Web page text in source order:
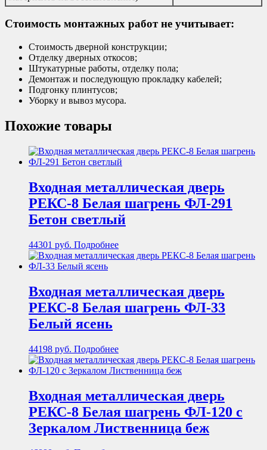
Стоимость монтажных работ не учитывает:
Стоимость дверной конструкции;
Отделку дверных откосов;
Штукатурные работы, отделку пола;
Демонтаж и последующую прокладку кабелей;
Подгонку плинтусов;
Уборку и вывоз мусора.
Похожие товары
Входная металлическая дверь
РЕКС-8 Белая шагрень ФЛ-291
Бетон светлый
44301 руб. Подробнее
Входная металлическая дверь
РЕКС-8 Белая шагрень ФЛ-33
Белый ясень
44198 руб. Подробнее
Входная металлическая дверь
РЕКС-8 Белая шагрень ФЛ-120 с
Зеркалом Лиственница беж